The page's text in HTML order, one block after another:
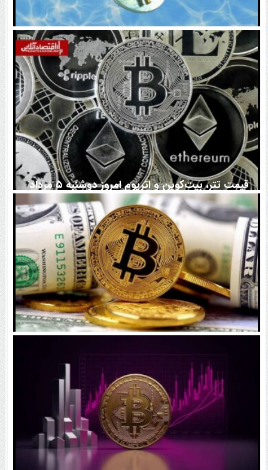
اتفاق تاریخی در بازار رمزارزها / بیت‌کوین سبز شد
قیمت تتر، بیت‌کوین و اتریوم امروز دوشنبه ۵ مرداد
۱۴۰۵ | بیت‌کوین این مرز را از دست بدهد، همه‌چیز تغییر
می‌کند